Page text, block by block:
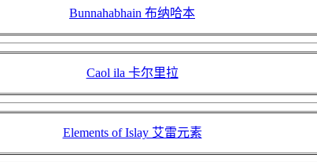
Bunnahabhain 布纳哈本
Caol ila 卡尔里拉
Elements of Islay 艾雷元素